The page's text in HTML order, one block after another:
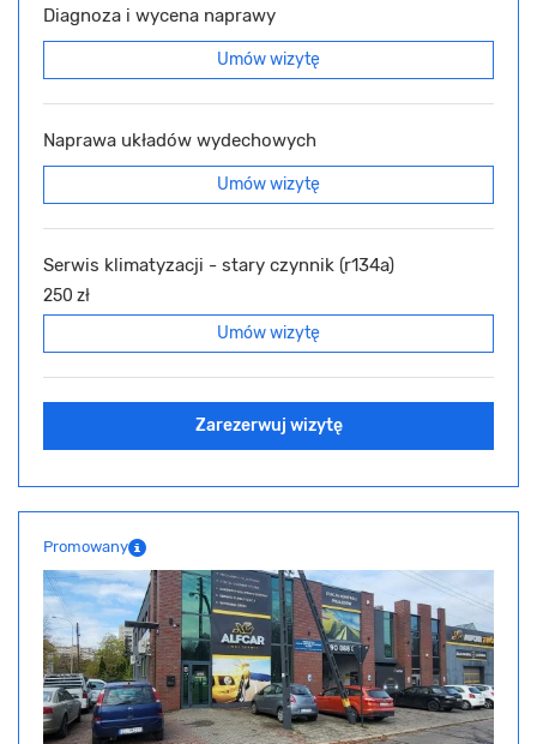
Diagnoza i wycena naprawy
Umów wizytę
Naprawa układów wydechowych
Umów wizytę
Serwis klimatyzacji - stary czynnik (r134a)
250 zł
Umów wizytę
Zarezerwuj wizytę
Promowany